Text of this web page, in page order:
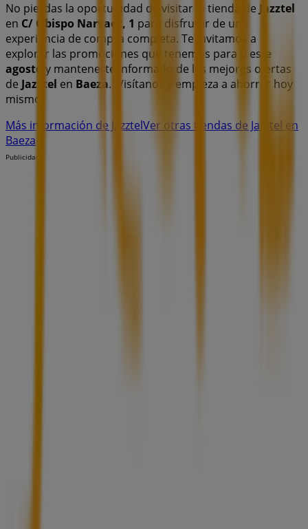
No pierdas la oportunidad de visitar la tienda de Jazztel
en C/ Obispo Narvaez, 1 para disfrutar de una
experiencia de compra completa. Te invitamos a
explorar las promociones que tenemos para ti este
agosto y mantenerte informado de las mejores ofertas
de Jazztel en Baeza. ¡Visítanos y empieza a ahorrar hoy
mismo!
Más información de JazztelVer otras tiendas de Jazztel en
Baeza
Publicidad